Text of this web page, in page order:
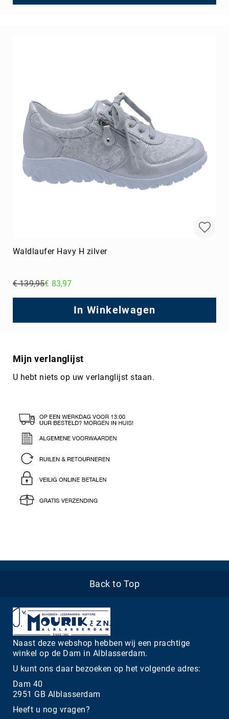
Waldlaufer Havy H zilver
€ 139,95€ 83,97
In Winkelwagen
Mijn verlanglijst
U hebt niets op uw verlanglijst staan.
Back to Top
Naast deze webshop hebben wij een prachtige
winkel op de Dam in Alblasserdam.
U kunt ons daar bezoeken op het volgende adres:
Dam 40
2951 GB Alblasserdam
Heeft u nog vragen?